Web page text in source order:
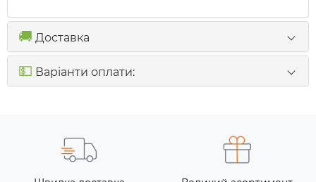
🚚 Доставка
💵 Варіанти оплати: